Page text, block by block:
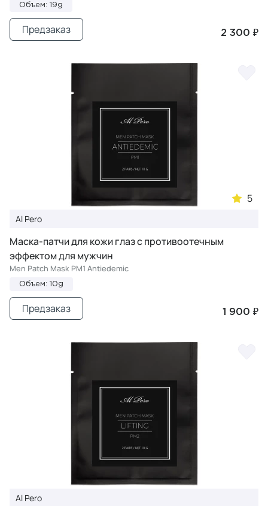
Объем: 19g
2 300 ₽
Предзаказ
5
Al Pero
Маска-патчи для кожи глаз с противоотечным
эффектом для мужчин
Men Patch Mask PM1 Antiedemic
Объем: 10g
1 900 ₽
Предзаказ
Al Pero